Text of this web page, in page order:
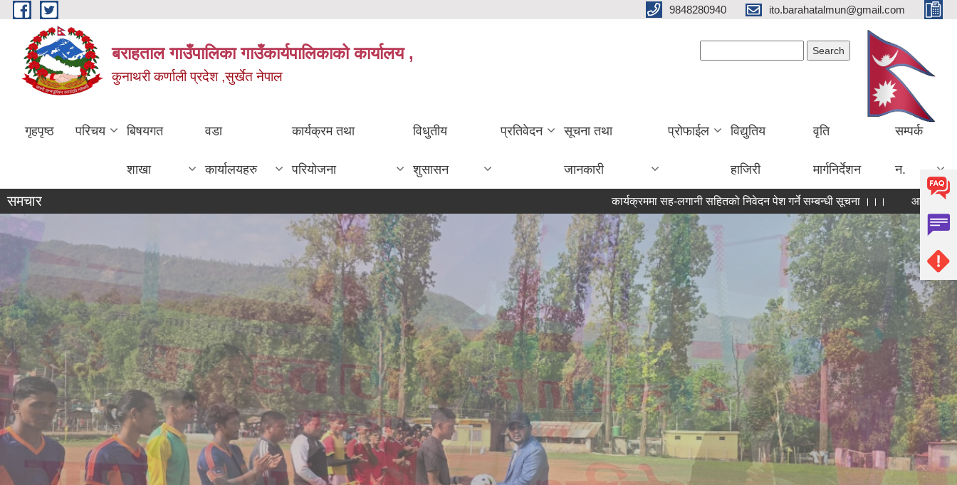
Skip to main content 9848280940 ito.barahatalmun@gmail.com
बराहताल गाउँपालिका गाउँकार्यपालिकाको कार्यालय ,
कुनाथरी कर्णाली प्रदेश ,सुर्खेत नेपाल
गृहपृष्ठ परिचय बिषयगत
शाखा
वडा
कार्यालयहरु
कार्यक्रम तथा
परियोजना
विधुतीय
शुसासन
प्रतिवेदन सूचना तथा
जानकारी
प्रोफाईल विद्युतिय
हाजिरी
वृति
मार्गनिर्देशन
सम्पर्क
न.
समचार कार्यक्रममा सह-लगानी सहितको निवेदन पेश गर्ने सम्बन्धी सूचना ।।। आ.ब. २०८२।०८३ को
गाउँपालिकाका कार्यक्रम
गाउँपालिकाका कार्यक्रम